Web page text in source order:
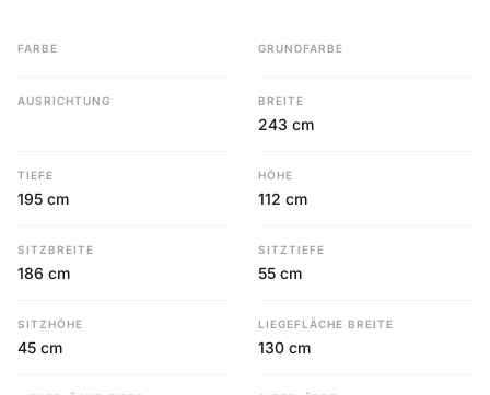
FARBE GRUNDFARBE
AUSRICHTUNG BREITE
243 cm
TIEFE
195 cm
HÖHE
112 cm
SITZBREITE
186 cm
SITZTIEFE
55 cm
SITZHÖHE
45 cm
LIEGEFLÄCHE BREITE
130 cm